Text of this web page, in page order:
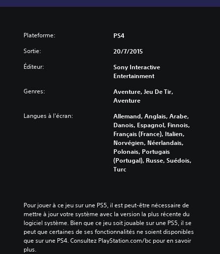
Plateforme: PS4
Sortie: 20/7/2015
Éditeur:
Sony Interactive
Entertainment
Genres:
Aventure, Jeu De Tir,
Aventure
Langues à l'écran:
Allemand, Anglais, Arabe,
Danois, Espagnol, Finnois,
Français (France), Italien,
Norvégien, Néerlandais,
Polonais, Portugais
(Portugal), Russe, Suédois,
Turc
Pour jouer à ce jeu sur une PS5, il est peut-être nécessaire de
mettre à jour votre système avec la version la plus récente du
logiciel système. Bien que ce jeu soit jouable sur une PS5, il se
peut que certaines de ses fonctionnalités ne soient disponibles
que sur une PS4. Consultez PlayStation.com/bc pour en savoir
plus.